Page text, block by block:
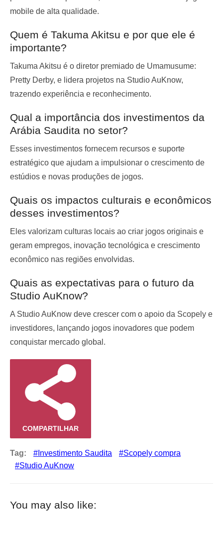
mobile de alta qualidade.
Quem é Takuma Akitsu e por que ele é
importante?
Takuma Akitsu é o diretor premiado de Umamusume:
Pretty Derby, e lidera projetos na Studio AuKnow,
trazendo experiência e reconhecimento.
Qual a importância dos investimentos da
Arábia Saudita no setor?
Esses investimentos fornecem recursos e suporte
estratégico que ajudam a impulsionar o crescimento de
estúdios e novas produções de jogos.
Quais os impactos culturais e econômicos
desses investimentos?
Eles valorizam culturas locais ao criar jogos originais e
geram empregos, inovação tecnológica e crescimento
econômico nas regiões envolvidas.
Quais as expectativas para o futuro da
Studio AuKnow?
A Studio AuKnow deve crescer com o apoio da Scopely e
investidores, lançando jogos inovadores que podem
conquistar mercado global.
COMPARTILHAR
Tag: Investimento Saudita
Scopely compra
Studio AuKnow
You may also like: